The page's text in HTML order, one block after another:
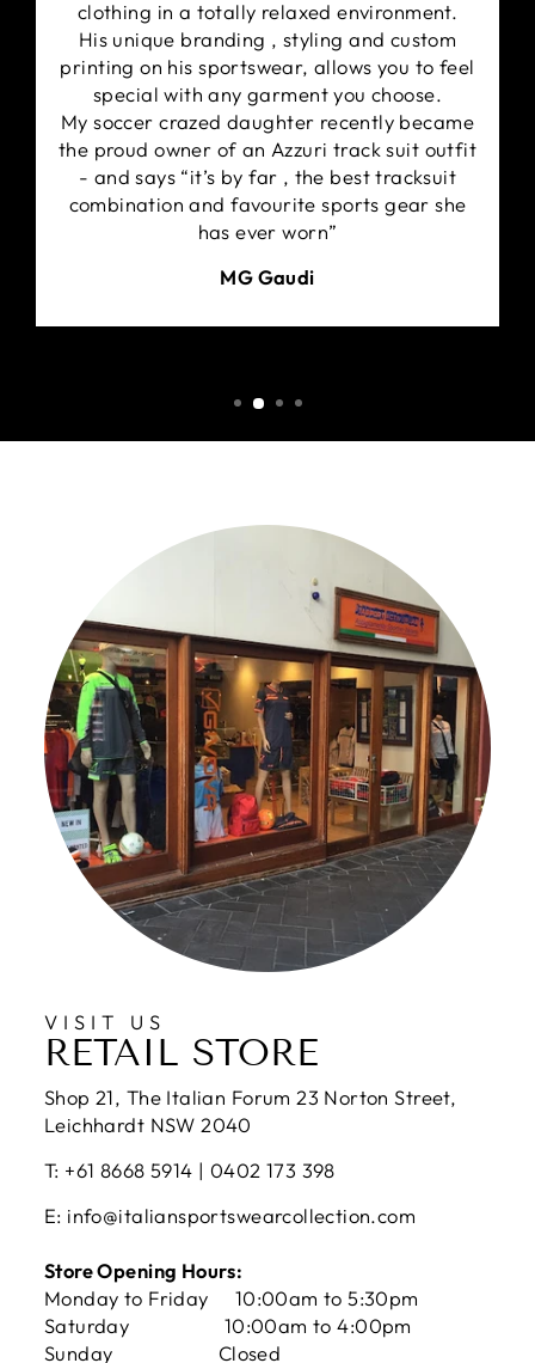
clothing in a totally relaxed environment.
His unique branding , styling and custom
printing on his sportswear, allows you to feel
special with any garment you choose.
My soccer crazed daughter recently became
the proud owner of an Azzuri track suit outfit
- and says “it’s by far , the best tracksuit
combination and favourite sports gear she
has ever worn”
MG Gaudi
VISIT US
RETAIL STORE
Shop 21, The Italian Forum 23 Norton Street,
Leichhardt NSW 2040
T: +61 8668 5914 | 0402 173 398
E: info@italiansportswearcollection.com
Store Opening Hours:
Monday to Friday 10:00am to 5:30pm
Saturday 10:00am to 4:00pm
Sunday Closed